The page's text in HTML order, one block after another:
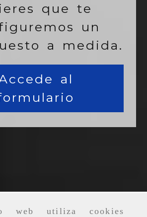
web utiliza cookies
que te
un
a medida.
al